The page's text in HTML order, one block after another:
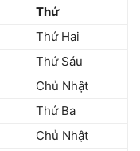
Thứ
Thứ Hai
Thứ Sáu
Chủ Nhật
Thứ Ba
Chủ Nhật